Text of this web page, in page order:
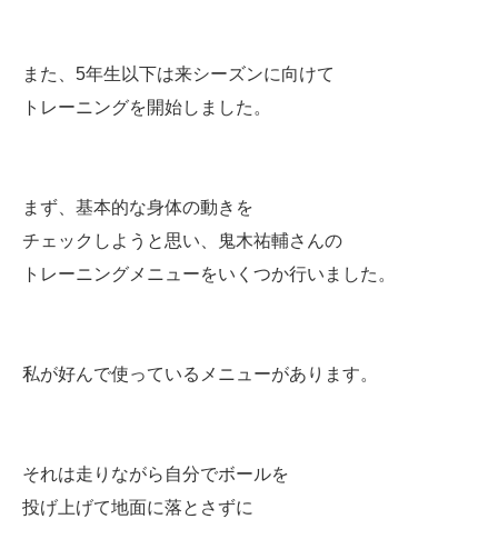
また、5年生以下は来シーズンに向けて
トレーニングを開始しました。
まず、基本的な身体の動きを
チェックしようと思い、鬼木祐輔さんの
トレーニングメニューをいくつか行いました。
私が好んで使っているメニューがあります。
それは走りながら自分でボールを
投げ上げて地面に落とさずに